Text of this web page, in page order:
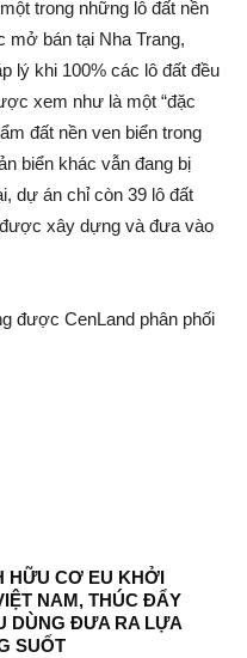
trong những l‌ô đất nền
mở bán tại Nha Trang,
lý khi 100% các l‌ô đất đều
xem như là một “đặc
đất nền ven biển trong
biển khác vẫn đang bị
dự á‌n chỉ còn 39 l‌ô đất
xây dựng và đưa vào
được CenLand phâ‌n phối
HỮU CƠ EU KHỞI
NAM, THÚC ĐẨY
DÙNG ĐƯA RA LỰA
SUỐT